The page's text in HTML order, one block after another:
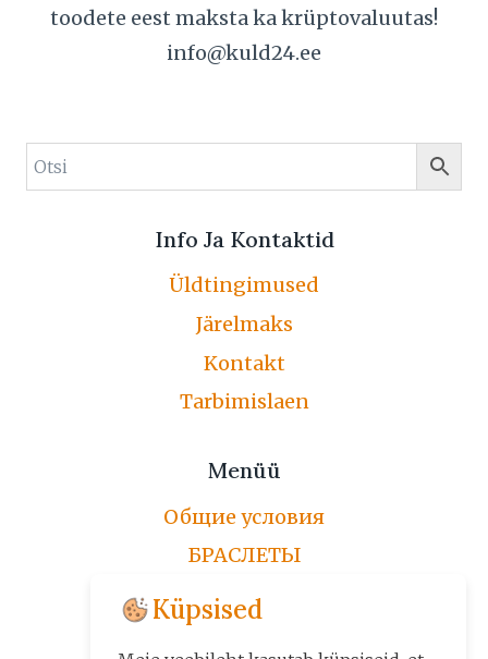
toodete eest maksta ka krüptovaluutas!
info@kuld24.ee
Info Ja Kontaktid
Üldtingimused
Järelmaks
Kontakt
Tarbimislaen
Menüü
Общие условия
БРАСЛЕТЫ
ЦЕПОЧКИ
ПО ЗАКАЗУ
Küpsised